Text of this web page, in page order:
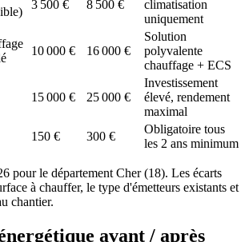
3 500 € 8 500 €
climatisation
uniquement
10 000 € 16 000 €
Solution
polyvalente
chauffage + ECS
15 000 € 25 000 €
Investissement
élevé, rendement
maximal
150 € 300 €
Obligatoire tous
les 2 ans minimum
pour le département Cher(18). Les écarts
à chauffer, le type d'émetteurs existants et
chantier.
avant / après